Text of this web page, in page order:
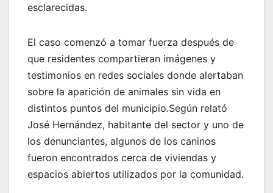
esclarecidas.
El caso comenzó a tomar fuerza después de
que residentes compartieran imágenes y
testimonios en redes sociales donde alertaban
sobre la aparición de animales sin vida en
distintos puntos del municipio.Según relató
José Hernández, habitante del sector y uno de
los denunciantes, algunos de los caninos
fueron encontrados cerca de viviendas y
espacios abiertos utilizados por la comunidad.